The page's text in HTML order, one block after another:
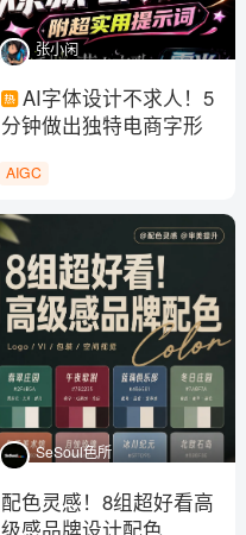
AI字体设计不求人！5
分钟做出独特电商字形
张小闲
AIGC
配色灵感！8组超好看高
级感品牌设计配色
SeSoul色所